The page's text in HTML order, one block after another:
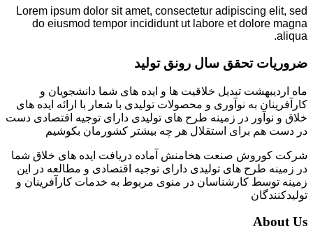
Lorem ipsum dolor sit amet, consectetur adipiscing elit, sed
do eiusmod tempor incididunt ut labore et dolore magna
aliqua.
ضروریات تحقق سال رونق تولید
ماه اردیبهشت تبدیل خلاقیت ها و ایده های شما دانشجویان و
کارآفرینان به نوآوری و محصولات تولیدی با شعار با ارائه ایده های
خلاق و نوآور در زمینه طرح های تولیدی دارای توجیه اقتصادی دست
در دست هم برای استقلال هر چه بیشتر کشورمان بکوشیم
شرکت کوروش صنعت هخامنش آماده دریافت ایده های خلاق شما
در زمینه طرح های تولیدی دارای توجیه اقتصادی و مطالعه در این
زمینه توسط کارشناسان در منوی مربوط به خدمات کارآفرینان و
تولیدکنندگان
About Us